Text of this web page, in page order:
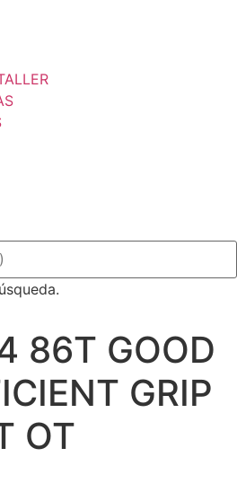
86T GOOD
GRIP
OT